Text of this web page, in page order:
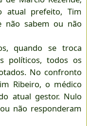
atual prefeito, Tim
não sabem ou não
quando se troca
políticos, todos os
No confronto
Ribeiro, o médico
atual gestor. Nulo
não responderam